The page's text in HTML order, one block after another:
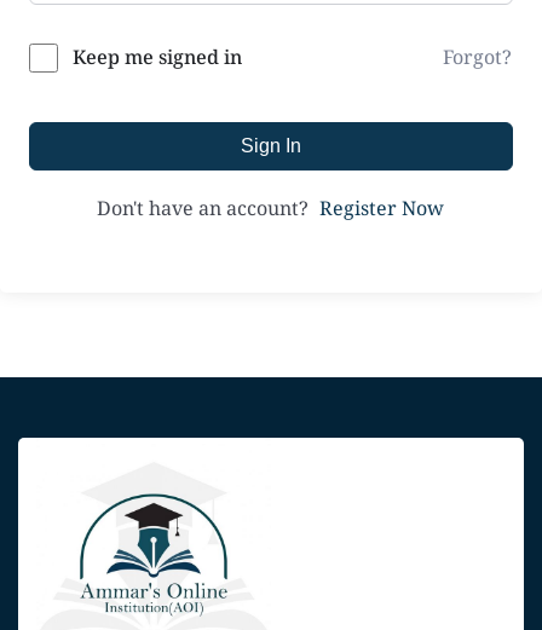
Keep me signed in Forgot?
Sign In
Don't have an account? Register Now